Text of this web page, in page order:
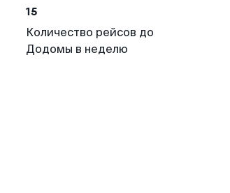
15
Количество рейсов до
Додомы в неделю